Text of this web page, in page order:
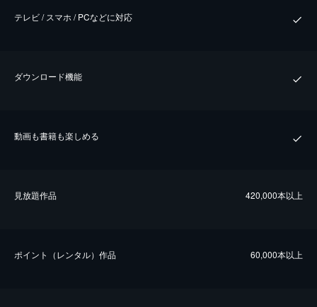
テレビ / スマホ / PCなどに対応
ダウンロード機能
動画も書籍も楽しめる
⾒放題作品 420,000本以上
ポイント（レンタル）作品 60,000本以上